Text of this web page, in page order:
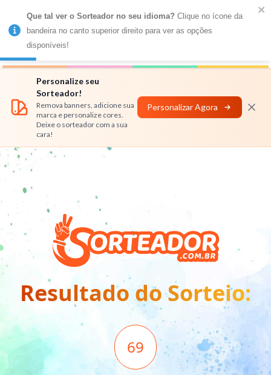
MENU
Números
Personalize seu
Sorteador!
Remova banners, adicione sua
marca e personalize cores.
Deixe o sorteador com a sua
cara!
Personalizar Agora
Resultado do Sorteio:
69
Que tal ver o Sorteador no seu idioma? Clique no ícone da
bandeira no canto superior direito para ver as opções
disponíveis!